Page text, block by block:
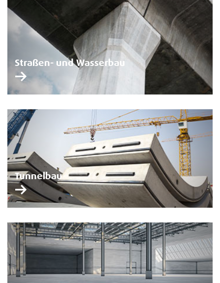
Straßen- und Wasserbau
Tunnelbau